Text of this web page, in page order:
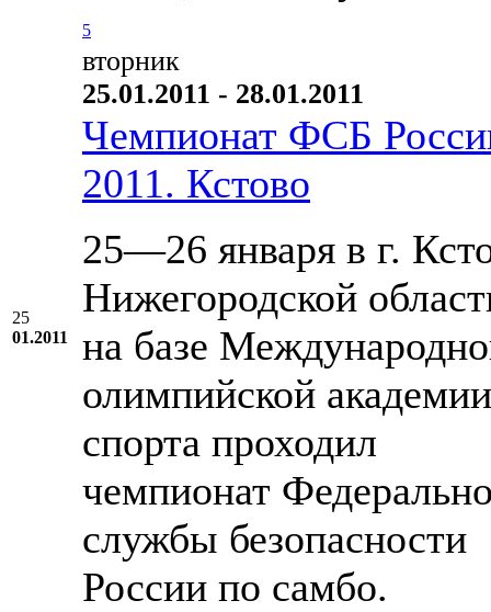
5
25
01.2011
вторник
25.01.2011 - 28.01.2011
Чемпионат ФСБ
2011. Кстово
25—26 января в г.
Нижегородской
на базе
олимпийской академии
спорта проходил
чемпионат
службы безопасности
России по самбо.